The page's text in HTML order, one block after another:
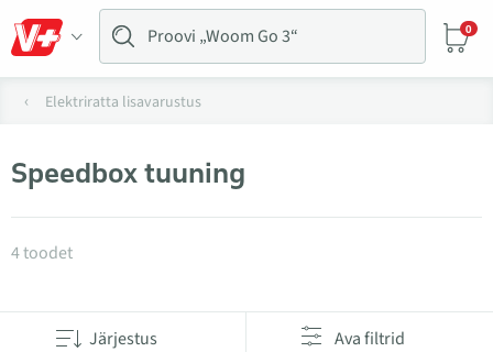
0
Elektriratta lisavarustus
Speedbox tuuning
Tooted kategoorias Speedbox tuuning
4 toodet
Järjestus Ava filtrid